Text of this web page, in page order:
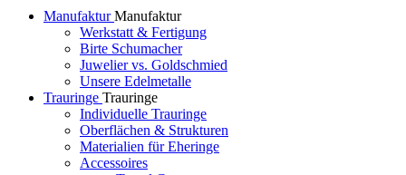
Manufaktur Manufaktur
Werkstatt & Fertigung
Birte Schumacher
Juwelier vs. Goldschmied
Unsere Edelmetalle
Trauringe Trauringe
Individuelle Trauringe
Oberflächen & Strukturen
Materialien für Eheringe
Accessoires